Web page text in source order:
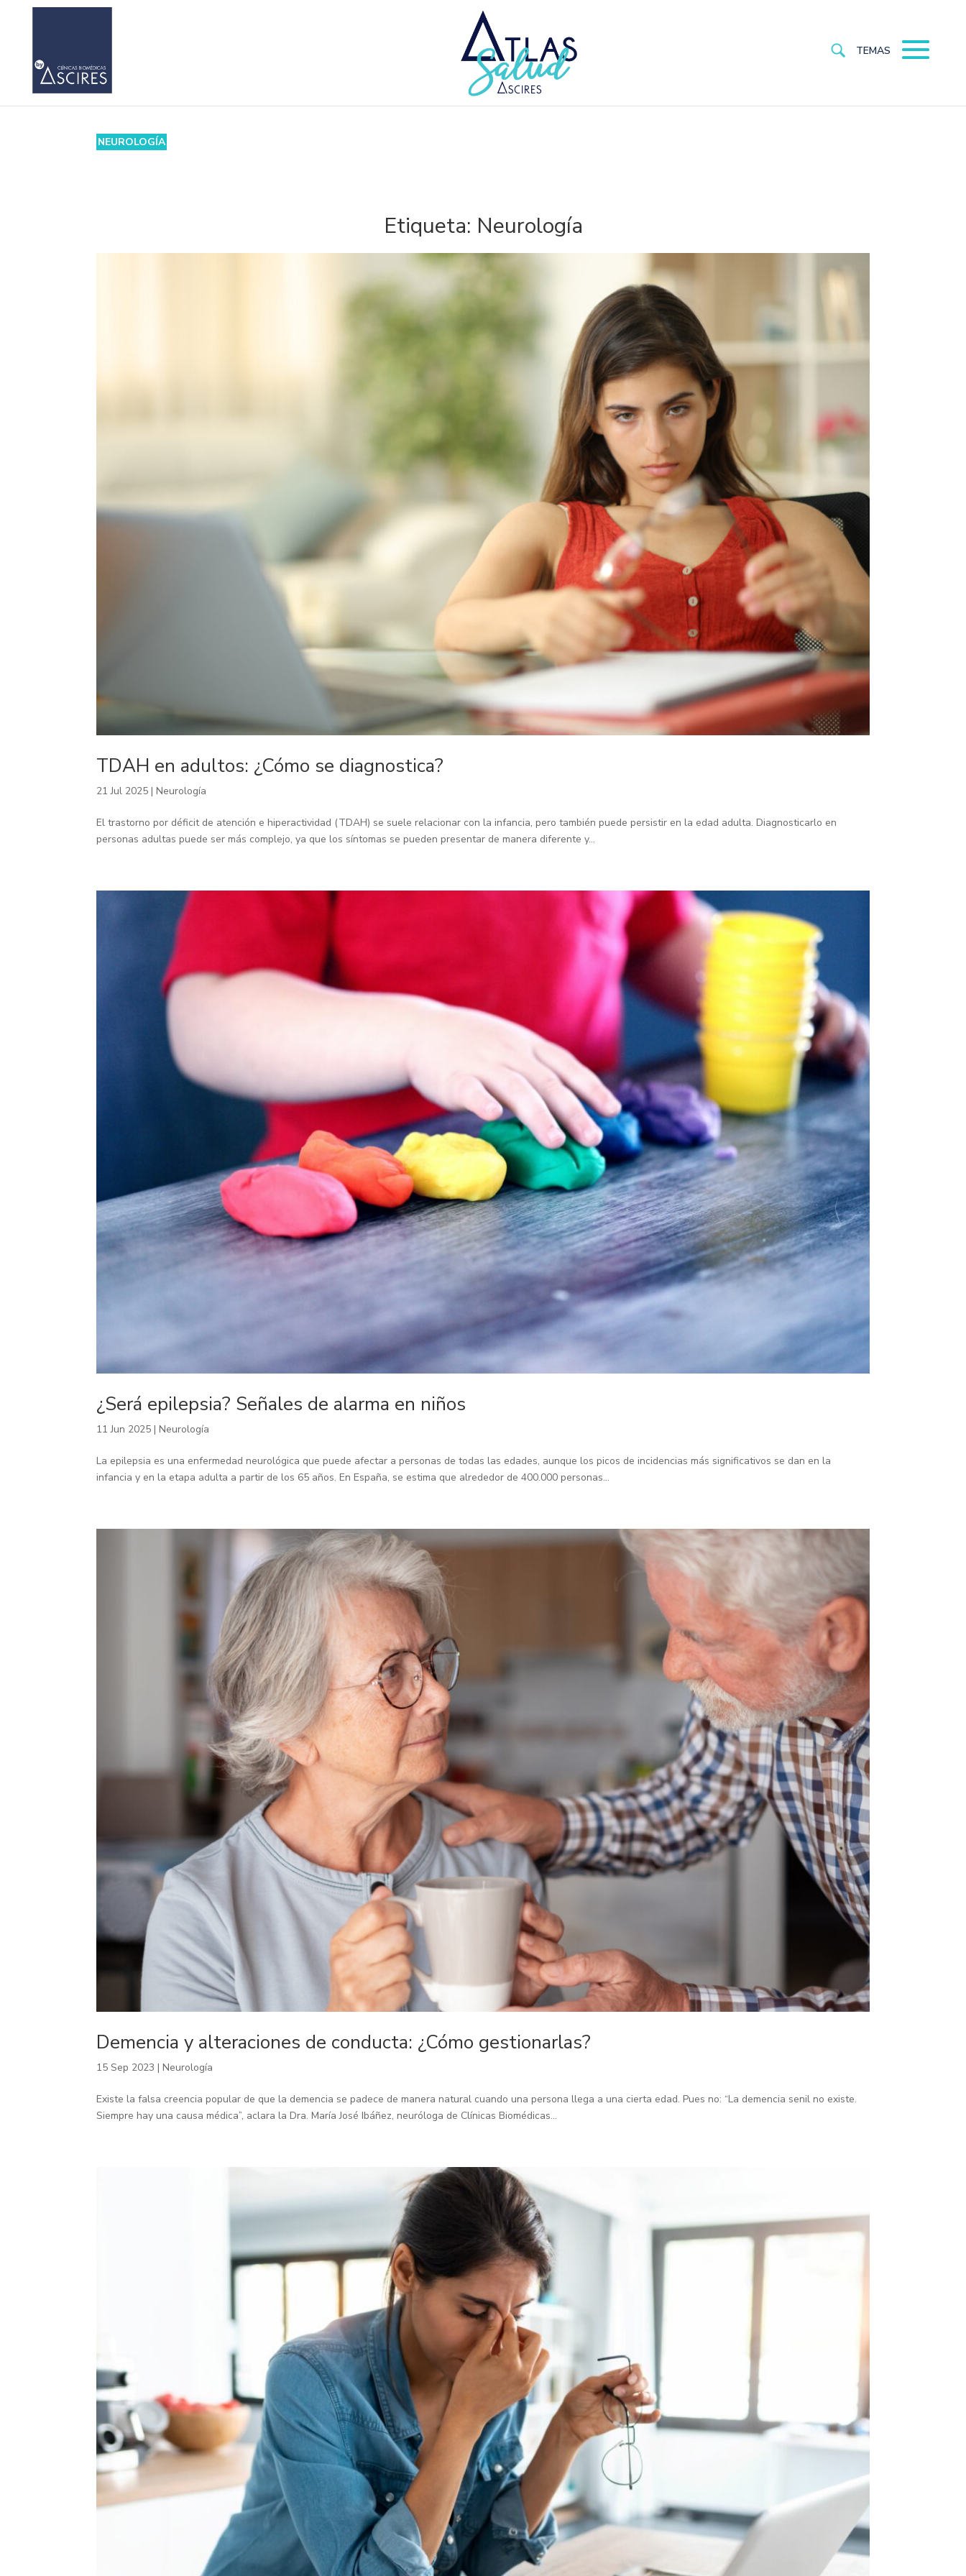
TEMAS
NEUROLOGÍA
Etiqueta: Neurología
TDAH en adultos: ¿Cómo se diagnostica?
21 Jul 2025 |Neurología
El trastorno por déficit de atención e hiperactividad (TDAH) se suele relacionar con la infancia, pero también puede persistir en la edad adulta. Diagnosticarlo en
personas adultas puede ser más complejo, ya que los síntomas se pueden presentar de manera diferente y...
¿Será epilepsia? Señales de alarma en niños
11 Jun 2025 |Neurología
La epilepsia es una enfermedad neurológica que puede afectar a personas de todas las edades, aunque los picos de incidencias más significativos se dan en la
infancia y en la etapa adulta a partir de los 65 años. En España, se estima que alrededor de 400.000 personas...
Demencia y alteraciones de conducta: ¿Cómo gestionarlas?
15 Sep 2023 |Neurología
Existe la falsa creencia popular de que la demencia se padece de manera natural cuando una persona llega a una cierta edad. Pues no: “La demencia senil no existe.
Siempre hay una causa médica”, aclara la Dra. María José Ibáñez, neuróloga de Clínicas Biomédicas...